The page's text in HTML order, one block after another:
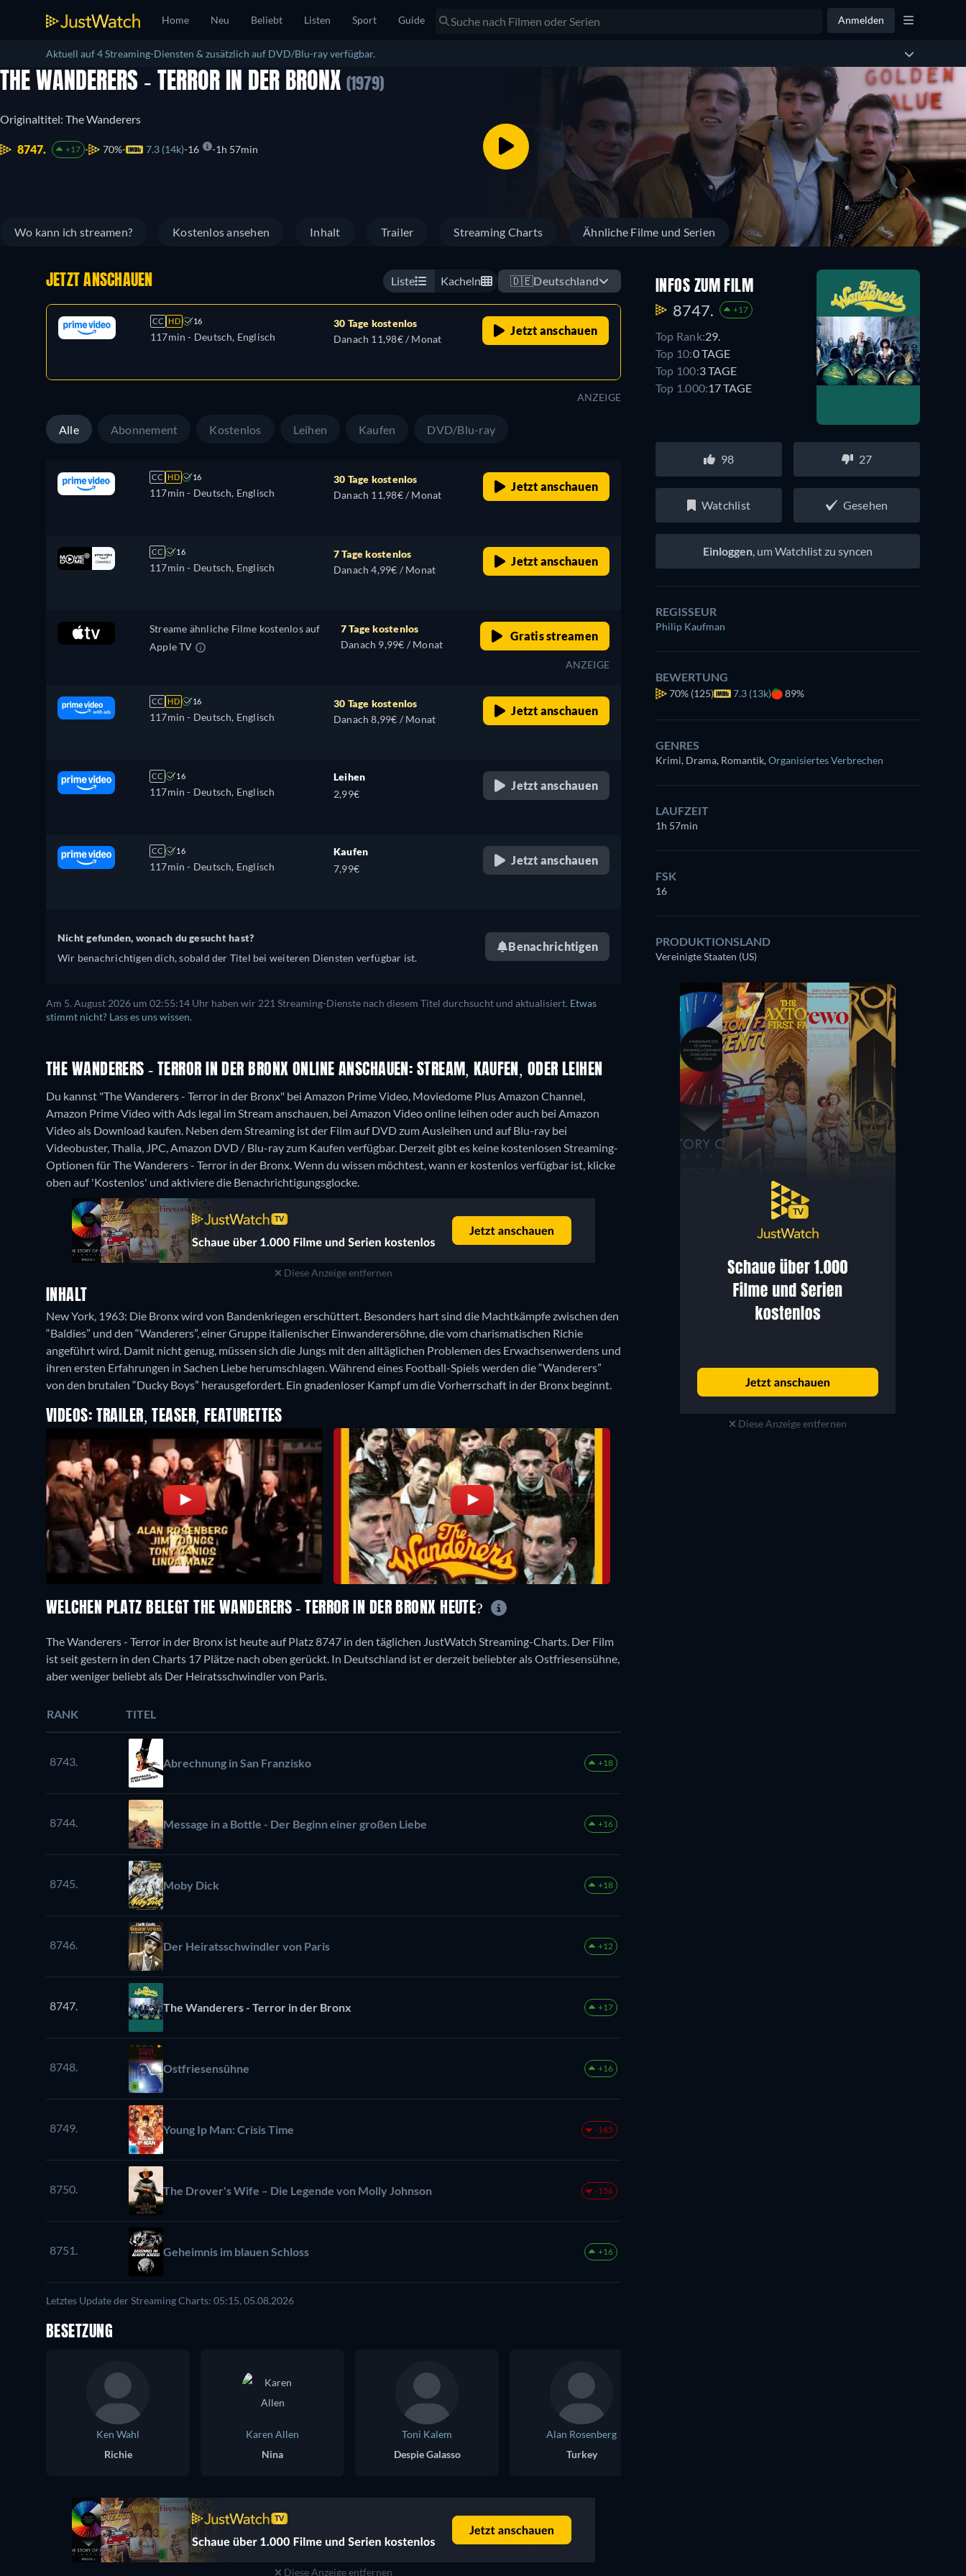
Home Neu Beliebt Listen Sport Guide Anmelden
Aktuell auf 4 Streaming-Diensten & zusätzlich auf DVD/Blu-ray verfügbar.
THE WANDERERS - TERROR IN DER BRONX (1979)
Originaltitel: The Wanderers
8747. +17 70% 7.3 (14k) 16 1h 57min
Wo kann ich streamen? Kostenlos ansehen Inhalt Trailer Streaming Charts Ähnliche Filme und Serien
JETZT ANSCHAUEN Liste Kacheln 🇩🇪Deutschland
CC HD 16
117min - Deutsch, Englisch
30 Tage kostenlos
Danach 11,98€ / Monat
Jetzt anschauen
ANZEIGE
Alle Abonnement Kostenlos Leihen Kaufen DVD/Blu-ray
CC HD 16
117min - Deutsch, Englisch
30 Tage kostenlos
Danach 11,98€ / Monat
Jetzt anschauen
CC 16
117min - Deutsch, Englisch
7 Tage kostenlos
Danach 4,99€ / Monat
Jetzt anschauen
Streame ähnliche Filme kostenlos auf
Apple TV
7 Tage kostenlos
Danach 9,99€ / Monat
Gratis streamen
ANZEIGE
CC HD 16
117min - Deutsch, Englisch
30 Tage kostenlos
Danach 8,99€ / Monat
Jetzt anschauen
CC 16
117min - Deutsch, Englisch
Leihen
2,99€
Jetzt anschauen
CC 16
117min - Deutsch, Englisch
Kaufen
7,99€
Jetzt anschauen
Nicht gefunden, wonach du gesucht hast?
Wir benachrichtigen dich, sobald der Titel bei weiteren Diensten verfügbar ist.
Benachrichtigen
Am 5. August 2026 um 02:55:14 Uhr haben wir 221 Streaming-Dienste nach diesem Titel durchsucht und aktualisiert. Etwas
stimmt nicht? Lass es uns wissen.
THE WANDERERS - TERROR IN DER BRONX ONLINE ANSCHAUEN: STREAM, KAUFEN, ODER LEIHEN
Du kannst "The Wanderers - Terror in der Bronx" bei Amazon Prime Video, Moviedome Plus Amazon Channel,
Amazon Prime Video with Ads legal im Stream anschauen, bei Amazon Video online leihen oder auch bei Amazon
Video als Download kaufen. Neben dem Streaming ist der Film auf DVD zum Ausleihen und auf Blu-ray bei
Videobuster, Thalia, JPC, Amazon DVD / Blu-ray zum Kaufen verfügbar. Derzeit gibt es keine kostenlosen Streaming-
Optionen für The Wanderers - Terror in der Bronx. Wenn du wissen möchtest, wann er kostenlos verfügbar ist, klicke
oben auf 'Kostenlos' und aktiviere die Benachrichtigungsglocke.
Diese Anzeige entfernen
INHALT
New York, 1963: Die Bronx wird von Bandenkriegen erschüttert. Besonders hart sind die Machtkämpfe zwischen den
“Baldies” und den “Wanderers”, einer Gruppe italienischer Einwanderersöhne, die vom charismatischen Richie
angeführt wird. Damit nicht genug, müssen sich die Jungs mit den alltäglichen Problemen des Erwachsenwerdens und
ihren ersten Erfahrungen in Sachen Liebe herumschlagen. Während eines Football-Spiels werden die “Wanderers”
von den brutalen “Ducky Boys” herausgefordert. Ein gnadenloser Kampf um die Vorherrschaft in der Bronx beginnt.
VIDEOS: TRAILER, TEASER, FEATURETTES
INFOS ZUM FILM
8747. +17
Top Rank:29.
Top 10:0 TAGE
Top 100:3 TAGE
Top 1.000:17 TAGE
98 27
Watchlist Gesehen
Einloggen, um Watchlist zu syncen
REGISSEUR
Philip Kaufman
BEWERTUNG
70% (125) 7.3 (13k) 89%
GENRES
Krimi, Drama, Romantik,Organisiertes Verbrechen
LAUFZEIT
1h 57min
FSK
16
PRODUKTIONSLAND
Vereinigte Staaten (US)
Diese Anzeige entfernen
WELCHEN PLATZ BELEGT THE WANDERERS - TERROR IN DER BRONX HEUTE?
The Wanderers - Terror in der Bronx ist heute auf Platz 8747 in den täglichen JustWatch Streaming-Charts. Der Film
ist seit gestern in den Charts 17 Plätze nach oben gerückt. In Deutschland ist er derzeit beliebter als Ostfriesensühne,
aber weniger beliebt als Der Heiratsschwindler von Paris.
RANK TITEL
8743. Abrechnung in San Franzisko +18
8744. Message in a Bottle - Der Beginn einer großen Liebe +16
8745. Moby Dick +18
8746. Der Heiratsschwindler von Paris +12
8747. The Wanderers - Terror in der Bronx +17
8748. Ostfriesensühne +16
8749. Young Ip Man: Crisis Time -165
8750. The Drover's Wife – Die Legende von Molly Johnson -156
8751. Geheimnis im blauen Schloss +16
Letztes Update der Streaming Charts: 05:15, 05.08.2026
BESETZUNG
Ken Wahl
Richie
Karen Allen
Nina
Toni Kalem
Despie Galasso
Alan Rosenberg
Turkey
Diese Anzeige entfernen